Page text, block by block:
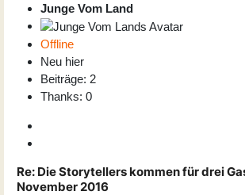
Junge Vom Land
Offline
Neu hier
Beiträge: 2
Thanks: 0
Re: Die Storytellers kommen für drei
November 2016